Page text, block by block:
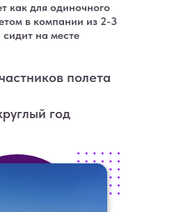
год
полета
как для одиночного
в компании из 2-3
сидит на месте